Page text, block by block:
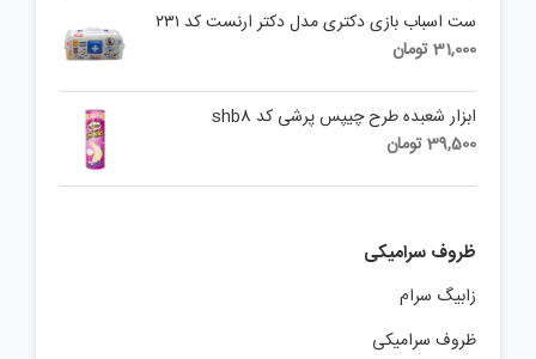
ست اسباب بازی دکتری مدل دکتر ارنست کد ۲۳۱
31,000تومان
ابزار شعبده طرح چیپس پرشی کد shb8
39,500تومان
ظروف سرامیکی
زابیگ سرام
ظروف سرامیکی